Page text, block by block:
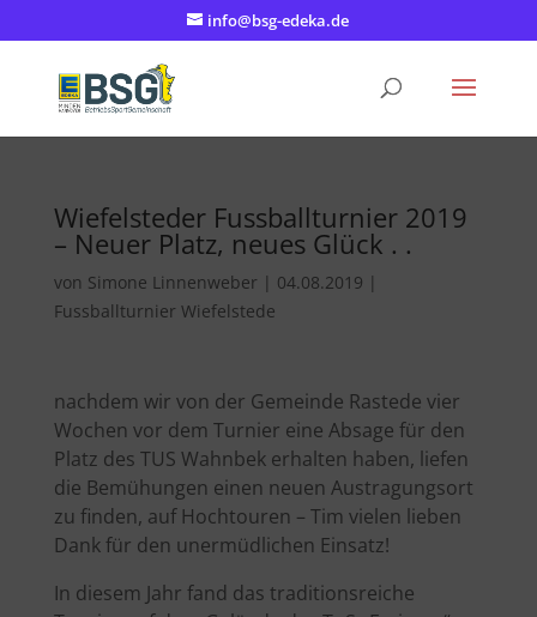
info@bsg-edeka.de
Wiefelsteder Fussballturnier 2019
– Neuer Platz, neues Glück . .
von Simone Linnenweber | 04.08.2019 |
Fussballturnier Wiefelstede
nachdem wir von der Gemeinde Rastede vier
Wochen vor dem Turnier eine Absage für den
Platz des TUS Wahnbek erhalten haben, liefen
die Bemühungen einen neuen Austragungsort
zu finden, auf Hochtouren – Tim vielen lieben
Dank für den unermüdlichen Einsatz!
In diesem Jahr fand das traditionsreiche